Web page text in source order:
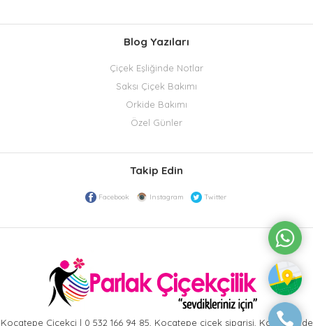
Blog Yazıları
Çiçek Eşliğinde Notlar
Saksı Çiçek Bakımı
Orkide Bakımı
Özel Günler
Takip Edin
Facebook Instagram Twitter
Kocatepe Çiçekçi | 0 532 166 94 85, Kocatepe çiçek siparişi, Kocatepede